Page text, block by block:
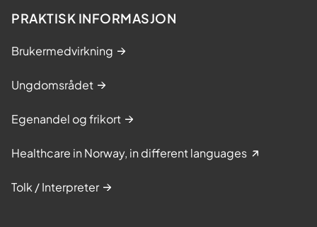
PRAKTISK INFORMASJON
Brukermedvirkning
Ungdomsrådet
Egenandel og frikort
Healthcare in Norway, in different languages
Tolk / Interpreter